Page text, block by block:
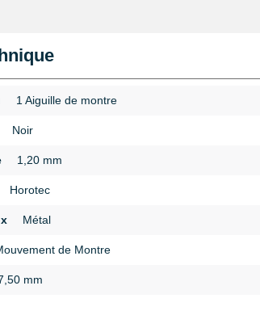
1 Aiguille de montre
Noir
1,20 mm
Horotec
Métal
de Montre
mm